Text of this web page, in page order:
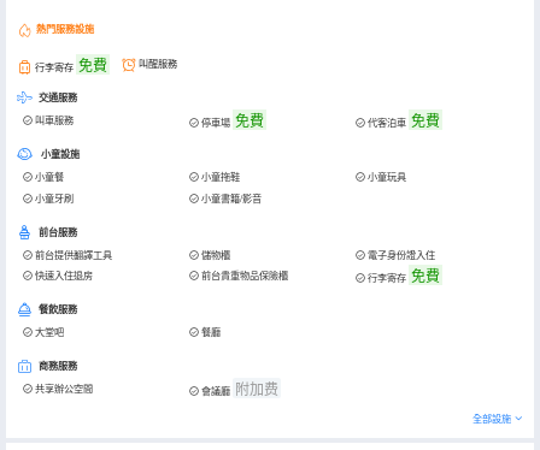
熱門服務設施
行李寄存 免費 叫醒服務
交通服務
叫車服務 停車場 免費 代客泊車 免費
小童設施
小童餐 小童拖鞋
小童玩具
小童牙刷
小童書籍/影音
前台服務
前台提供翻譯工具 儲物櫃
電子身份證入住
快速入住退房
前台貴重物品保險櫃 行李寄存 免費
餐飲服務
大堂吧 餐廳
商務服務
共享辦公空間 會議廳 附加费
全部設施